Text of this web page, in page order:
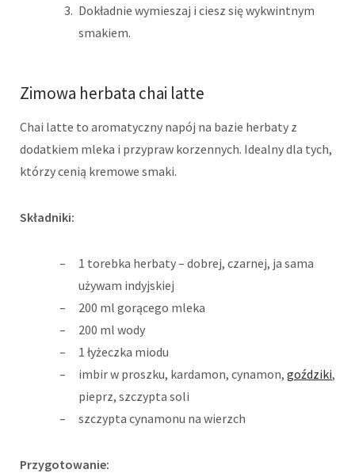
Dokładnie wymieszaj i ciesz się wykwintnym
smakiem.
Zimowa herbata chai latte
Chai latte to aromatyczny napój na bazie herbaty z
dodatkiem mleka i przypraw korzennych. Idealny dla tych,
którzy cenią kremowe smaki.
Składniki:
1 torebka herbaty – dobrej, czarnej, ja sama
używam indyjskiej
200 ml gorącego mleka
200 ml wody
1 łyżeczka miodu
imbir w proszku, kardamon, cynamon, goździki,
pieprz, szczypta soli
szczypta cynamonu na wierzch
Przygotowanie: